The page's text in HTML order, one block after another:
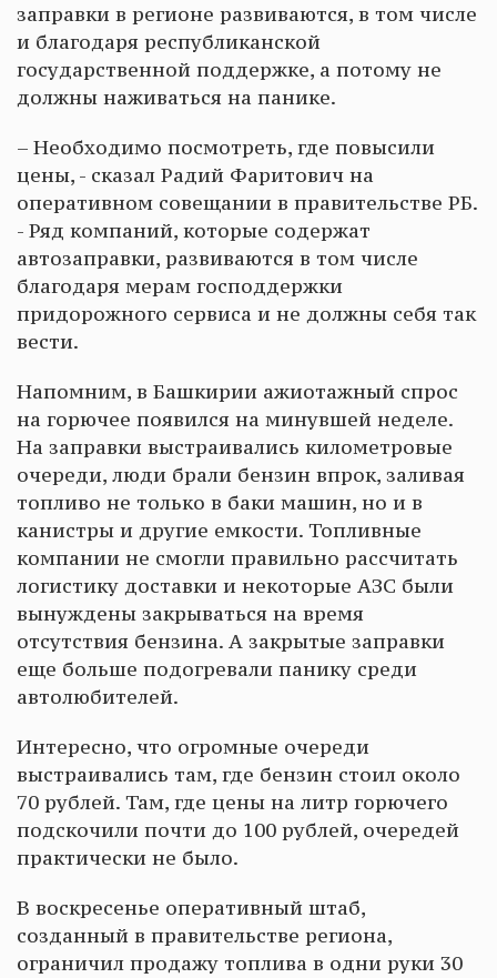
заправки в регионе развиваются, в том числе
и благодаря республиканской
государственной поддержке, а потому не
должны наживаться на панике.
– Необходимо посмотреть, где повысили
цены, - сказал Радий Фаритович на
оперативном совещании в правительстве РБ.
- Ряд компаний, которые содержат
автозаправки, развиваются в том числе
благодаря мерам господдержки
придорожного сервиса и не должны себя так
вести.
Напомним, в Башкирии ажиотажный спрос
на горючее появился на минувшей неделе.
На заправки выстраивались километровые
очереди, люди брали бензин впрок, заливая
топливо не только в баки машин, но и в
канистры и другие емкости. Топливные
компании не смогли правильно рассчитать
логистику доставки и некоторые АЗС были
вынуждены закрываться на время
отсутствия бензина. А закрытые заправки
еще больше подогревали панику среди
автолюбителей.
Интересно, что огромные очереди
выстраивались там, где бензин стоил около
70 рублей. Там, где цены на литр горючего
подскочили почти до 100 рублей, очередей
практически не было.
В воскресенье оперативный штаб,
созданный в правительстве региона,
ограничил продажу топлива в одни руки 30